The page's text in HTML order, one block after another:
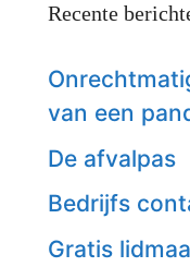
Recente
van een
De afvalpas
Bedrijfs
Gratis